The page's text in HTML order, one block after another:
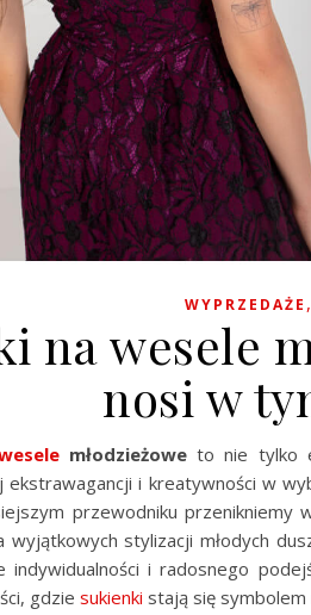
WYPRZEDAŻE ,
na wesele
nosi w
młodzieżowe to nie tylko
ekstrawagancji i kreatywności w
przewodniku przenikniemy
wyjątkowych stylizacji młodych
indywidualności i radosnego
gdzie sukienki stają się symbolem